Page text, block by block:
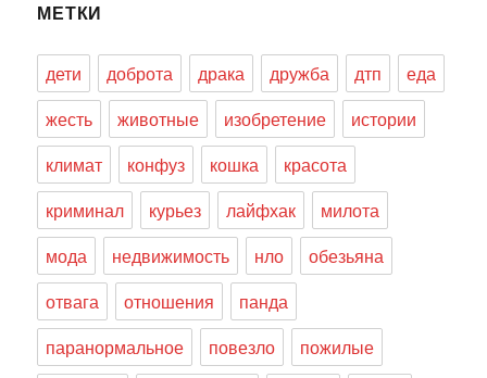
МЕТКИ
дети доброта драка дружба дтп
еда
жесть
животные изобретение
истории
климат
конфуз кошка
красота
криминал
курьез лайфхак
милота
мода
недвижимость нло
обезьяна
отвага
отношения
панда
паранормальное
повезло
пожилые